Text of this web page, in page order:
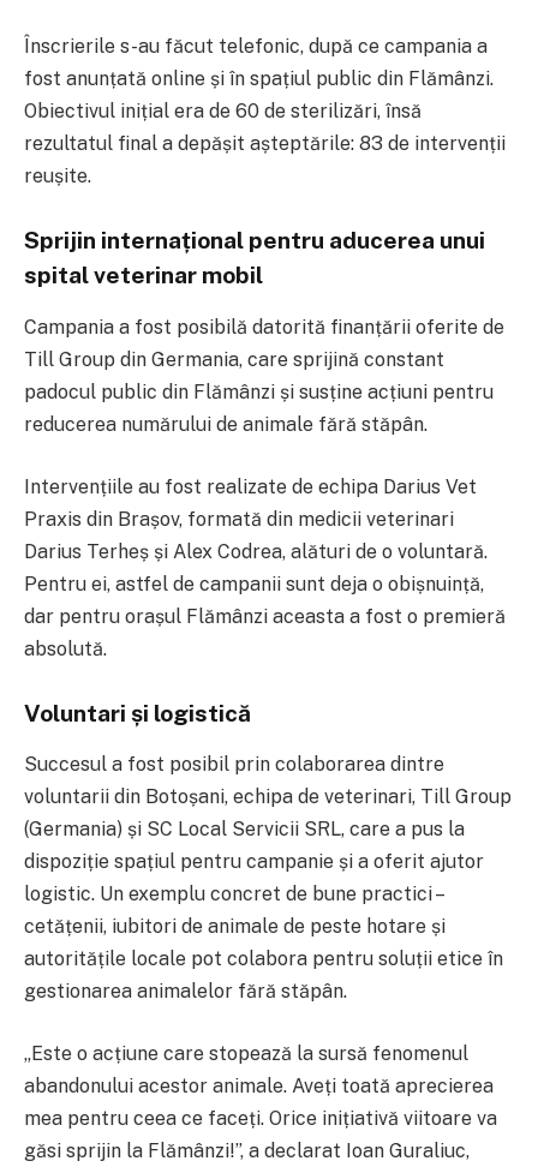
Înscrierile s-au făcut telefonic, după ce campania a
fost anunțată online și în spațiul public din Flămânzi.
Obiectivul inițial era de 60 de sterilizări, însă
rezultatul final a depășit așteptările: 83 de intervenții
reușite.
Sprijin internațional pentru aducerea unui
spital veterinar mobil
Campania a fost posibilă datorită finanțării oferite de
Till Group din Germania, care sprijină constant
padocul public din Flămânzi și susține acțiuni pentru
reducerea numărului de animale fără stăpân.
Intervențiile au fost realizate de echipa Darius Vet
Praxis din Brașov, formată din medicii veterinari
Darius Terheș și Alex Codrea, alături de o voluntară.
Pentru ei, astfel de campanii sunt deja o obișnuință,
dar pentru orașul Flămânzi aceasta a fost o premieră
absolută.
Voluntari și logistică
Succesul a fost posibil prin colaborarea dintre
voluntarii din Botoșani, echipa de veterinari, Till Group
(Germania) și SC Local Servicii SRL, care a pus la
dispoziție spațiul pentru campanie și a oferit ajutor
logistic. Un exemplu concret de bune practici –
cetățenii, iubitori de animale de peste hotare și
autoritățile locale pot colabora pentru soluții etice în
gestionarea animalelor fără stăpân.
„Este o acțiune care stopează la sursă fenomenul
abandonului acestor animale. Aveți toată aprecierea
mea pentru ceea ce faceți. Orice inițiativă viitoare va
găsi sprijin la Flămânzi!”, a declarat Ioan Guraliuc,